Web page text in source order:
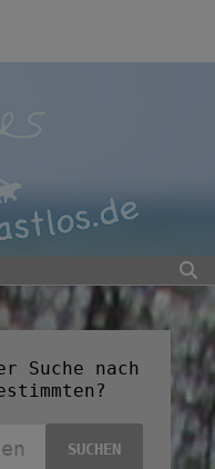
Suche nach